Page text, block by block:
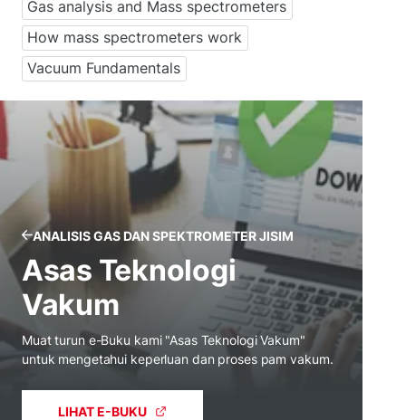
Gas analysis and Mass spectrometers
How mass spectrometers work
Vacuum Fundamentals
ANALISIS GAS DAN SPEKTROMETER JISIM
Asas Teknologi
Vakum
Muat turun e-Buku kami "Asas Teknologi Vakum"
untuk mengetahui keperluan dan proses pam vakum.
LIHAT E-BUKU